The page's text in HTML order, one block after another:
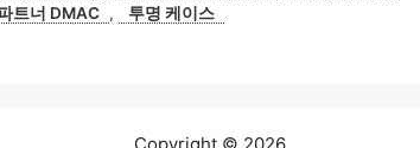
트너 DMAC , 투명 케이스
Copyright © 2026